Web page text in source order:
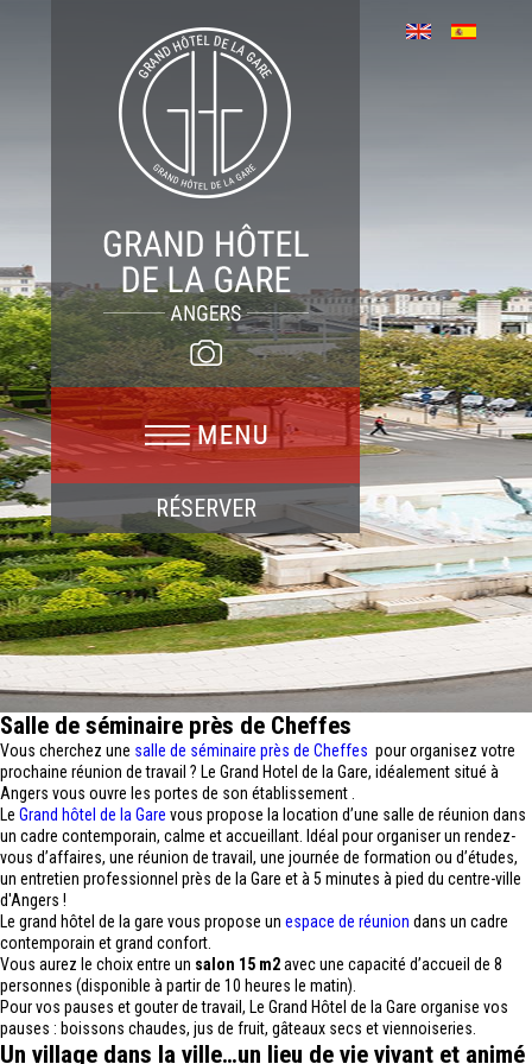
RÉSERVER
Salle de séminaire près de Cheffes
Vous cherchez une salle de séminaire près de Cheffes pour organisez votre
prochaine réunion de travail ? Le Grand Hotel de la Gare, idéalement situé à
Angers vous ouvre les portes de son établissement .
Le Grand hôtel de la Gare vous propose la location d’une salle de réunion dans
un cadre contemporain, calme et accueillant. Idéal pour organiser un rendez-
vous d’affaires, une réunion de travail, une journée de formation ou d’études,
un entretien professionnel près de la Gare et à 5 minutes à pied du centre-ville
d'Angers !
Le grand hôtel de la gare vous propose un espace de réunion dans un cadre
contemporain et grand confort.
Vous aurez le choix entre un salon 15 m2avec une capacité d’accueil de 8
personnes (disponible à partir de 10 heures le matin).
Pour vos pauses et gouter de travail, Le Grand Hôtel de la Gare organise vos
pauses : boissons chaudes, jus de fruit, gâteaux secs et viennoiseries.
Un village dans la ville…un lieu de vie vivant et animé